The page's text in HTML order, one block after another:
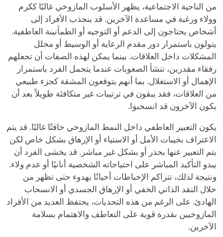
من الناحية الاجتماعية، يظهر الأسلوب المازوخي غالبًا ككرم
وولاء ورغبة في مساعدة الآخرين. قد ينجذب الأفراد إلى
أشخاص يحتاجون إلى الدعم أو التوجيه أو الطمأنينة العاطفية.
يتولون باستمرار دور مقدم الرعاية أو الوسيط أو محلل
المشكلات داخل العلاقات. بينما يمكن لهذه الصفات أن تجعلهم
رفقاء مقدرين، تنشأ الصعوبات عندما يتحمل الفرد باستمرار
الإهمال أو الاستغلال. بما أنهم يتوقعون المشقة كجزء طبيعي
من العلاقات، فقد يبقون في ترتيبات غير متكافئة طويلاً بعد أن
يكون الآخرون قد انسحبوا.
يكون التعبير العاطفي داخل النمط المازوخي خافتًا غالبًا. قد يتم
الاعتراف بخيبات الأمل أو الاستياء أو الإرهاق بشكل خاص لكن
يتم التعبير عنها بحذر أو بشكل غير مباشر. قد يخشى الفرد أن
يبدو التأكيد المباشر على احتياجاته الشخصية أنانيًا أو عدم ولاء.
ونتيجة لذلك، تتراكم الإحباطات أحيانًا بهدوء حتى تظهر من
خلال النقد الذاتي الخفي أو الإرهاق الجسدي أو الانسحاب
الهادئ. على الرغم من هذه التحديات، يحتفظ العديد من الأفراد
المازوخيين بقدرة قوية على التعاطف والاهتمام بسلامة
الآخرين.